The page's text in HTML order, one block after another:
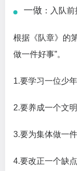
一做 ：入队
根据《队章》的
做一件好事”。
1.要学习一位少
2.要养成一个文
3.要为集体做一
4.要改正一个缺点